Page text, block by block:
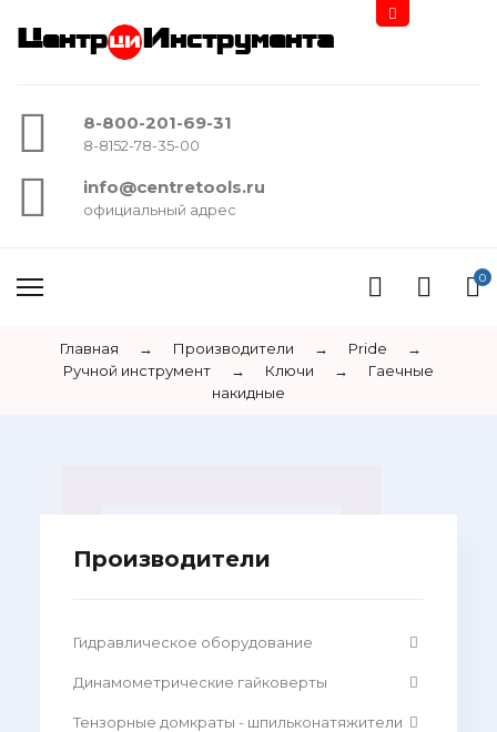
Центр Инструмента
8-800-201-69-31
8-8152-78-35-00
info@centretools.ru
официальный адрес
0
Главная → Производители → Pride
→
Ручной инструмент
→ Ключи →
Гаечные
накидные
Производители
Гидравлическое оборудование
Динамометрические гайковерты
Тензорные домкраты - шпильконатяжители